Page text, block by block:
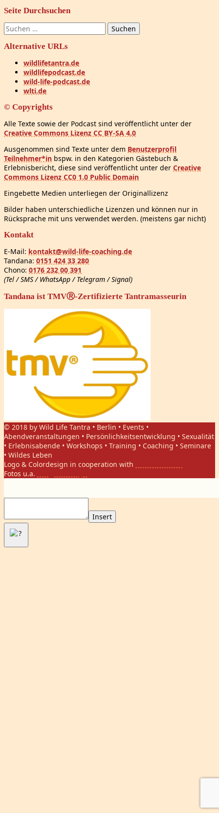
Seite Durchsuchen
Suchen
nach:
Alternative URLs
wildlifetantra.de
wildlifepodcast.de
wild-life-podcast.de
wlti.de
© Copyrights
Alle Texte sowie der Podcast sind veröffentlicht unter der
Creative Commons Lizenz CC BY-SA 4.0
Ausgenommen sind Texte unter dem Benutzerprofil
Teilnehmer*in bspw. in den Kategorien Gästebuch &
Erlebnisbericht, diese sind veröffentlicht unter der Creative
Commons Lizenz CC0 1.0 Public Domain
Eingebette Medien unterliegen der Originallizenz
Bilder haben unterschiedliche Lizenzen und können nur in
Rücksprache mit uns verwendet werden. (meistens gar nicht)
Kontakt
E-Mail: kontakt@wild-life-coaching.de
Tandana: 0151 424 33 280
Chono: 0176 232 00 391
(Tel / SMS / WhatsApp / Telegram / Signal)
Tandana ist TMVⓇ-Zertifizierte Tantramasseurin
© 2018 by Wild Life Tantra • Berlin • Events •
Abendveranstaltungen • Persönlichkeitsentwicklung • Sexualität
• Erlebnisabende • Workshops • Training • Coaching • Seminare
• Wildes Leben
Logo & Colordesign in cooperation with
Fotos u.a.
Insert